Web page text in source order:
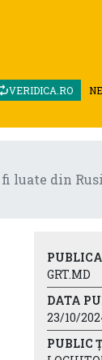
VERIDICA.RO
fi luate din
GRT.MD
DATA
23/10/
PUBLIC